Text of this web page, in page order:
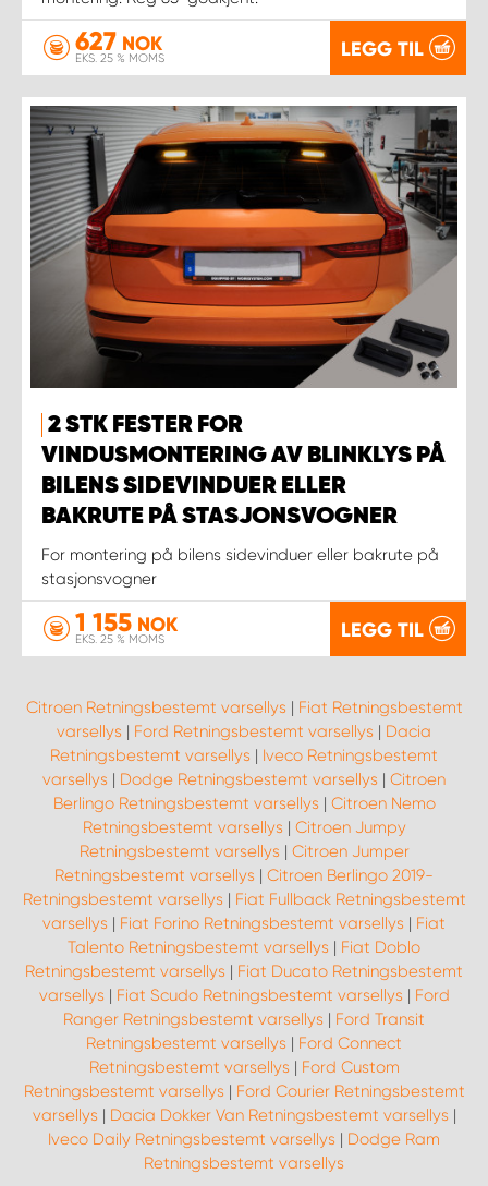
627 NOK
EKS. 25 % MOMS LEGG TIL
2 STK FESTER FOR
VINDUSMONTERING AV BLINKLYS PÅ
BILENS SIDEVINDUER ELLER
BAKRUTE PÅ STASJONSVOGNER
For montering på bilens sidevinduer eller bakrute på
stasjonsvogner
1 155 NOK
EKS. 25 % MOMS LEGG TIL
Citroen Retningsbestemt varsellys | Fiat Retningsbestemt
varsellys | Ford Retningsbestemt varsellys | Dacia
Retningsbestemt varsellys | Iveco Retningsbestemt
varsellys | Dodge Retningsbestemt varsellys | Citroen
Berlingo Retningsbestemt varsellys | Citroen Nemo
Retningsbestemt varsellys | Citroen Jumpy
Retningsbestemt varsellys | Citroen Jumper
Retningsbestemt varsellys | Citroen Berlingo 2019-
Retningsbestemt varsellys | Fiat Fullback Retningsbestemt
varsellys | Fiat Forino Retningsbestemt varsellys | Fiat
Talento Retningsbestemt varsellys | Fiat Doblo
Retningsbestemt varsellys | Fiat Ducato Retningsbestemt
varsellys | Fiat Scudo Retningsbestemt varsellys | Ford
Ranger Retningsbestemt varsellys | Ford Transit
Retningsbestemt varsellys | Ford Connect
Retningsbestemt varsellys | Ford Custom
Retningsbestemt varsellys | Ford Courier Retningsbestemt
varsellys | Dacia Dokker Van Retningsbestemt varsellys |
Iveco Daily Retningsbestemt varsellys | Dodge Ram
Retningsbestemt varsellys